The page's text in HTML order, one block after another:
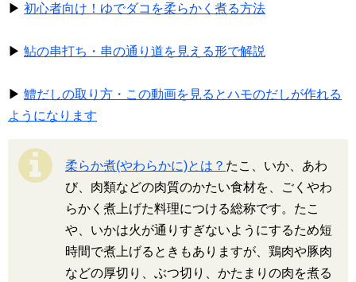
▶ 初心者向け！ゆでダコを柔らかく煮る方法
▶ 鮎の串打ち・串の通り道を見える形で解説
▶ 鱧だしの取り方・この動画を見るとハモのだしが作れる
ようになります
柔らか煮(やわらかに)とは？ たこ、いか、あわ
び、肉類などの肉質のかたい食材を、ごくやわ
らかく煮上げた料理につける総称です。たこ
や、いかは火が通りすぎないようにするため短
時間で煮上げるときもありますが、鶏肉や豚肉
などの厚切り、ぶつ切り、かたまりの肉を煮る